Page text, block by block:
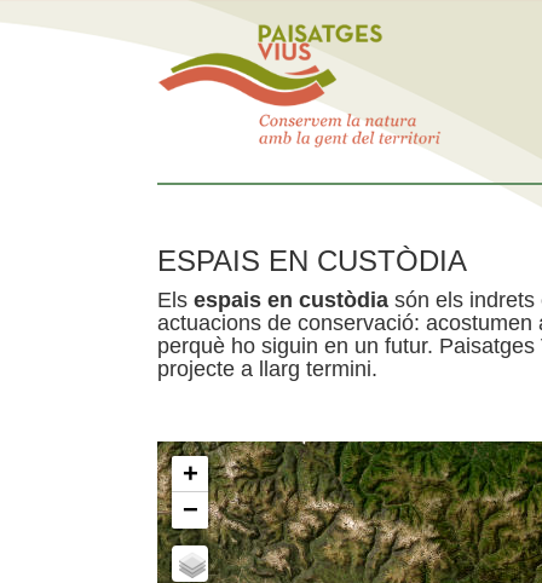
ESPAIS EN CUSTÒDIA
Els espais en custòdia són els indrets
actuacions de conservació:
perquè ho siguin en un futur.
projecte a llarg termini.
+
−